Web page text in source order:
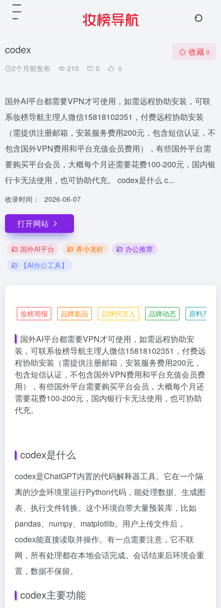
codex
2个月前发布 210 0 0
收藏 0
国外AI平台都需要VPN才可使用，如需远程协助安装，可联
系妆榜导航主理人微信15818102351，付费远程协助安装
（需提供注册邮箱，安装服务费用200元，包含短信认证，不
包含国外VPN费用和平台充值会员费用），有些国外平台需
要购买平台会员，大概每个月还需要花费100-200元，国内银
行卡无法使用，也可协助代充。 codex是什么 c...
收录时间： 2026-06-07
打开网站
国外AI平台 养小龙虾
办公推荐
【AI办公工具】
妆榜周报 品牌新品 品牌代言人 品牌动态 原料产业
国外AI平台都需要VPN才可使用，如需远程协助安
装，可联系妆榜导航主理人微信15818102351，付费远
程协助安装（需提供注册邮箱，安装服务费用200元，
包含短信认证，不包含国外VPN费用和平台充值会员费
用），有些国外平台需要购买平台会员，大概每个月还
需要花费100-200元，国内银行卡无法使用，也可协助
代充。
codex是什么
codex是ChatGPT内置的代码解释器工具。它在一个隔
离的沙盒环境里运行Python代码，能处理数据、生成图
表、执行文件转换。这个环境自带大量预装库，比如
pandas、numpy、matplotlib。用户上传文件后，
codex能直接读取并操作。有一点需要注意，它不联
网，所有处理都在本地会话完成。会话结束后环境会重
置，数据不保留。
codex主要功能